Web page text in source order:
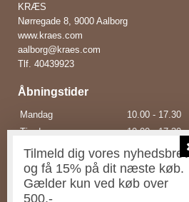
Tilmeld dig vores nyhedsbrev
og få 15% på dit næste køb.
Gælder kun ved køb over
500,-
KRÆS
Nørregade 8, 9000 Aalborg
www.kraes.com
aalborg@kraes.com
Tlf.40439923
Åbningstider
Mandag
10.00 - 17.30
Tirsdag
10.00 - 17.30
Onsdag
10.00 - 17.30
Torsdag
10.00 - 17.30
Fredag
10.00 - 18.00